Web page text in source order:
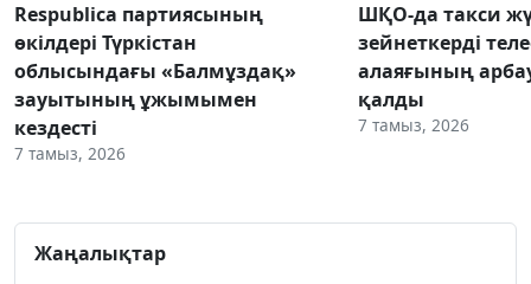
Respublica партиясының
өкілдері Түркістан
облысындағы «Балмұздақ»
зауытының ұжымымен
кездесті
7 тамыз, 2026
ШҚО-да такси
зейнеткерді
алаяғының
қалды
7 тамыз, 2026
Жаңалықтар